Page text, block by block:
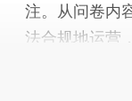
注。从问卷内
法合规地运营